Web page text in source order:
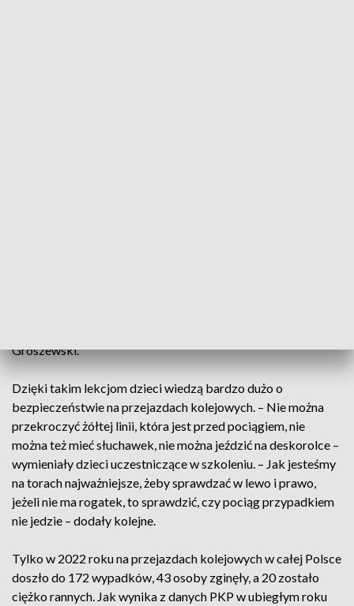
Groszewski.
Dzięki takim lekcjom dzieci wiedzą bardzo dużo o
bezpieczeństwie na przejazdach kolejowych. – Nie można
przekroczyć żółtej linii, która jest przed pociągiem, nie
można też mieć słuchawek, nie można jeździć na deskorolce –
wymieniały dzieci uczestniczące w szkoleniu. – Jak jesteśmy
na torach najważniejsze, żeby sprawdzać w lewo i prawo,
jeżeli nie ma rogatek, to sprawdzić, czy pociąg przypadkiem
nie jedzie – dodały kolejne.
Tylko w 2022 roku na przejazdach kolejowych w całej Polsce
doszło do 172 wypadków, 43 osoby zginęły, a 20 zostało
ciężko rannych. Jak wynika z danych PKP w ubiegłym roku